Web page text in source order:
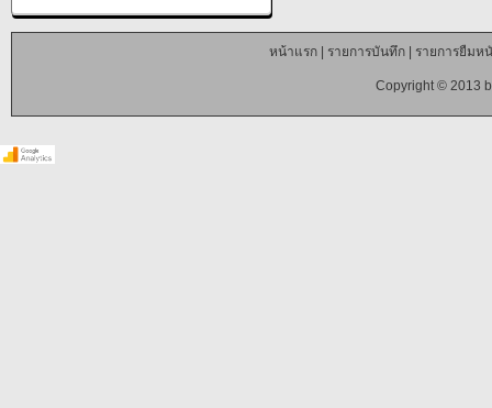
หน้าแรก| รายการบันทึก| รายการยืมห
Copyright © 2013